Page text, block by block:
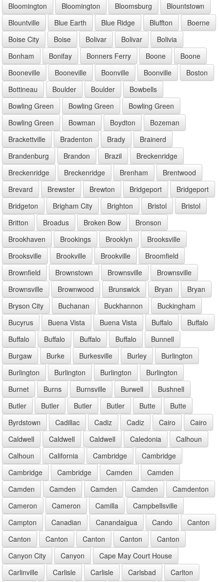
Bloomington
Bloomington Bloomsburg
Blountstown
Blountville
Blue Earth Blue Ridge Bluffton
Boerne
Boise City
Boise Bolivar Bolivar
Bolivia
Bonham
Bonifay Bonners Ferry Boone
Boone
Booneville
Booneville Boonville Boonville
Boston
Bottineau
Boulder Boulder
Bowbells
Bowling Green
Bowling Green
Bowling Green
Bowling Green
Bowman Boydton
Bozeman
Brackettville
Bradenton Brady
Brainerd
Brandenburg
Brandon Brazil
Breckenridge
Breckenridge
Breckenridge Brenham
Brentwood
Brevard
Brewster Brewton Bridgeport
Bridgeport
Bridgeton
Brigham City Brighton Bristol
Bristol
Britton
Broadus Broken Bow
Bronson
Brookhaven
Brookings Brooklyn
Brooksville
Brooksville
Brookville Brookville
Broomfield
Brownfield
Brownstown Brownsville
Brownsville
Brownsville
Brownwood Brunswick Bryan
Bryan
Bryson City
Buchanan Buckhannon
Buckingham
Bucyrus
Buena Vista Buena Vista Buffalo
Buffalo
Buffalo
Buffalo Buffalo Buffalo
Bunnell
Burgaw
Burke Burkesville Burley
Burlington
Burlington
Burlington Burlington
Burlington
Burnet
Burns Burnsville Burwell
Bushnell
Butler
Butler Butler Butler Butte
Butte
Byrdstown
Cadillac Cadiz Cadiz Cairo
Cairo
Caldwell
Caldwell Caldwell Caledonia
Calhoun
Calhoun
California Cambridge
Cambridge
Cambridge
Cambridge Camden
Camden
Camden
Camden Camden Camden
Camdenton
Cameron
Cameron Camilla
Campbellsville
Campton
Canadian Canandaigua Cando
Canton
Canton
Canton Canton Canton
Canton
Canyon City
Canyon
Cape May Court House
Carlinville
Carlisle Carlisle Carlsbad Carlton